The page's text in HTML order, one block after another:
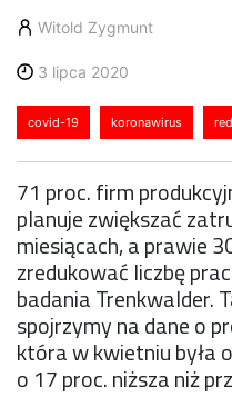
Witold Zygmunt
3 lipca 2020
covid-19 koronawirus
71 proc. firm
planuje zwiększać
miesiącach, a prawie
zredukować liczbę
badania Trenkwalder.
spojrzymy na dane o
która w kwietniu była
o 17 proc. niższa niż